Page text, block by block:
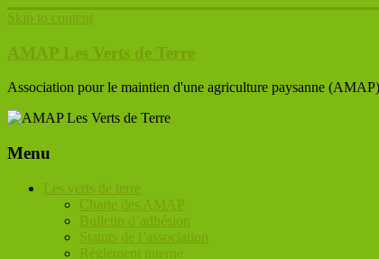
Skip to content
AMAP Les Verts de Terre
Association pour le maintien d'une agriculture paysanne
Menu
Les verts de terre
Charte des AMAP
Bulletin d’adhésion
Statuts de l’association
Règlement interne